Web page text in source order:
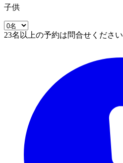
子供
23名以上の予約は問合せください